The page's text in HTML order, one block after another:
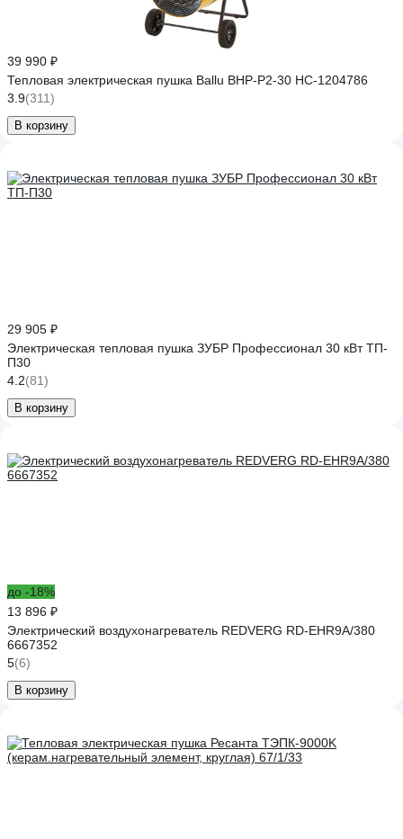
39 990 ₽
Тепловая электрическая пушка Ballu BHP-P2-30 НС-1204786
3.9(311)
В корзину
29 905 ₽
Электрическая тепловая пушка ЗУБР Профессионал 30 кВт ТП-
П30
4.2(81)
В корзину
до -18%
13 896 ₽
Электрический воздухонагреватель REDVERG RD-EHR9A/380
6667352
5(6)
В корзину